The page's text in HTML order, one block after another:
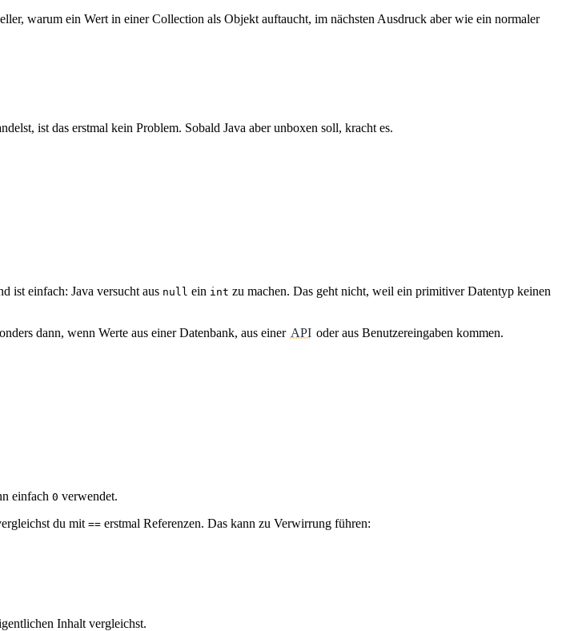
warum ein Wert in einer Collection als Objekt auftaucht, im nächsten Ausdruck aber wie ein normaler
ist das erstmal kein Problem. Sobald Java aber unboxen soll, kracht es.
ist einfach: Java versucht aus null ein int zu machen. Das geht nicht, weil ein primitiver Datentyp keinen
dann, wenn Werte aus einer Datenbank, aus einer API oder aus Benutzereingaben kommen.
einfach 0 verwendet.
du mit == erstmal Referenzen. Das kann zu Verwirrung führen:
Inhalt vergleichst.